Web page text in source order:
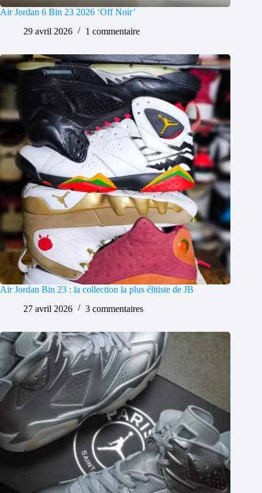
Air Jordan 6 Bin 23 2026 ‘Off Noir’
29 avril 2026
1 commentaire
Air Jordan Bin 23 : la collection la plus élitiste de JB
27 avril 2026
3 commentaires